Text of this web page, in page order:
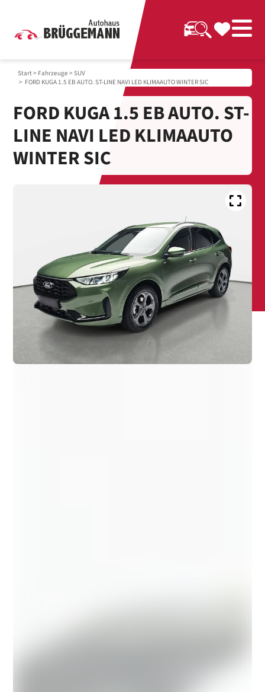
Start> Fahrzeuge > SUV
> FORD KUGA 1.5 EB AUTO. ST-LINE NAVI LED KLIMAAUTO WINTER SIC
FORD KUGA 1.5 EB AUTO. ST-
LINE NAVI LED KLIMAAUTO
WINTER SIC